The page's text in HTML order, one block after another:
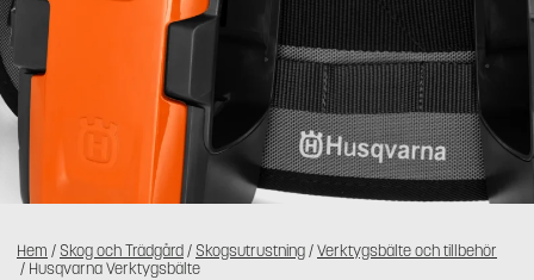
Hem / Skog och Trädgård/ Skogsutrustning/Verktygsbälte och tillbehör
/ Husqvarna Verktygsbälte